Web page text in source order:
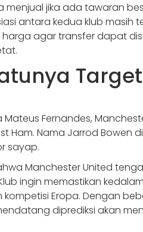
menjual jika ada tawaran
antara kedua klub masih
agar transfer dapat
Fernandes,
Ham. Nama Jarrod Bowen
sayap.
Manchester United
ingin memastikan
kompetisi Eropa. Dengan
diprediksi akan